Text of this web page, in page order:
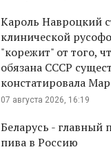
Кароль Навроцкий
клинической
"корежит" от того,
обязана СССР
констатировала
07 августа 2026, 16:19
Беларусь - главный
пива в Россию